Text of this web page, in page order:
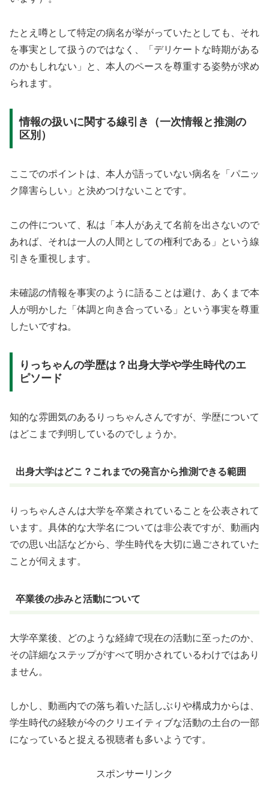
たとえ噂として特定の病名が挙がっていたとしても、それ
を事実として扱うのではなく、「デリケートな時期がある
のかもしれない」と、本人のペースを尊重する姿勢が求め
られます。
情報の扱いに関する線引き（一次情報と推測の
区別）
ここでのポイントは、本人が語っていない病名を「パニッ
ク障害らしい」と決めつけないことです。
この件について、私は「本人があえて名前を出さないので
あれば、それは一人の人間としての権利である」という線
引きを重視します。
未確認の情報を事実のように語ることは避け、あくまで本
人が明かした「体調と向き合っている」という事実を尊重
したいですね。
りっちゃんの学歴は？出身大学や学生時代のエ
ピソード
知的な雰囲気のあるりっちゃんさんですが、学歴について
はどこまで判明しているのでしょうか。
出身大学はどこ？これまでの発言から推測できる範囲
りっちゃんさんは大学を卒業されていることを公表されて
います。具体的な大学名については非公表ですが、動画内
での思い出話などから、学生時代を大切に過ごされていた
ことが伺えます。
卒業後の歩みと活動について
大学卒業後、どのような経緯で現在の活動に至ったのか、
その詳細なステップがすべて明かされているわけではあり
ません。
しかし、動画内での落ち着いた話しぶりや構成力からは、
学生時代の経験が今のクリエイティブな活動の土台の一部
になっていると捉える視聴者も多いようです。
スポンサーリンク